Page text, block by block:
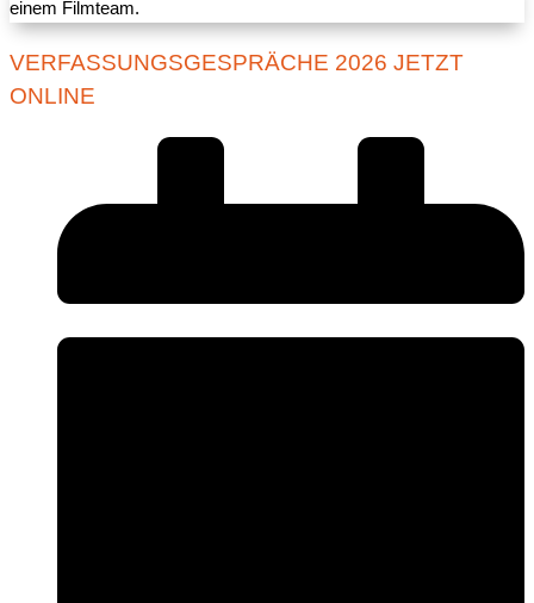
VERFASSUNGSGESPRÄCHE 2026 JETZT
ONLINE